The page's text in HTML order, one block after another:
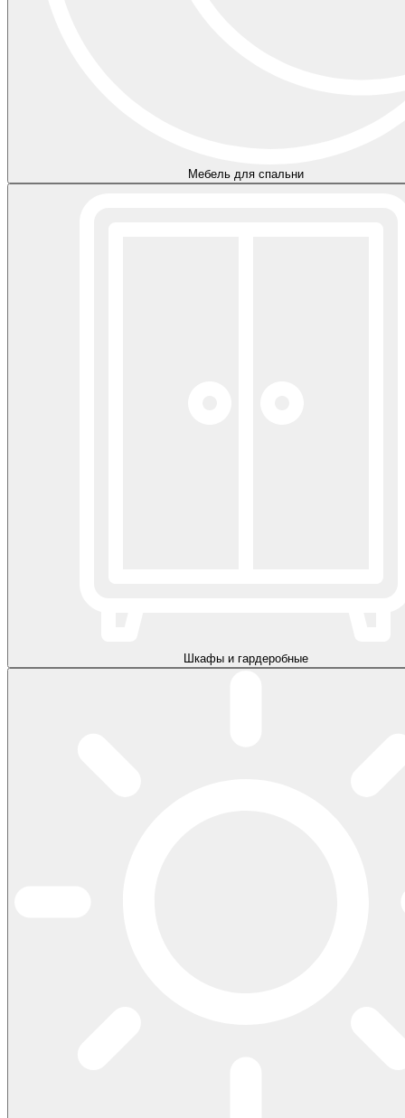
Мебель для спальни
Шкафы и гардеробные